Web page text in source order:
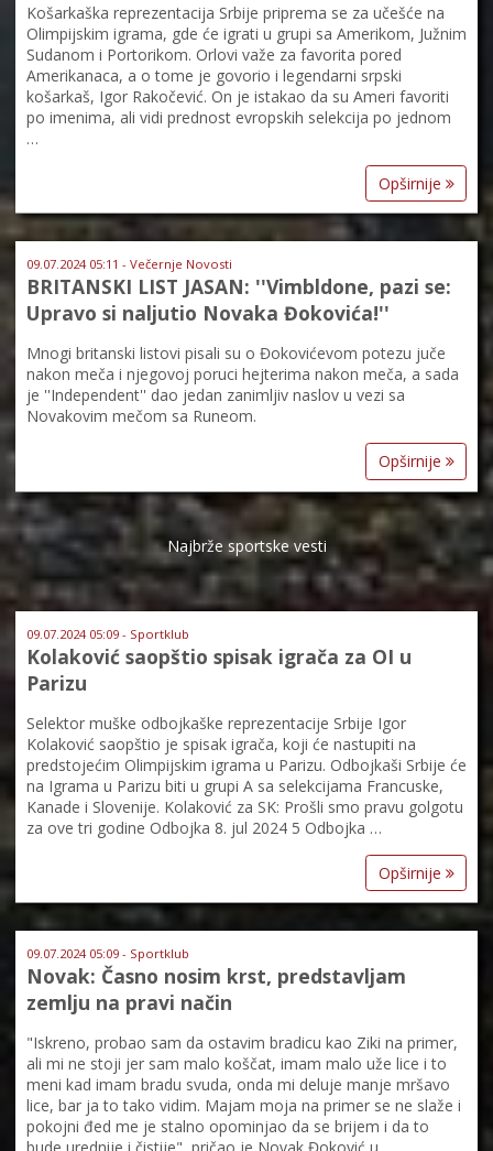
Košarkaška reprezentacija Srbije priprema se za učešće na
Olimpijskim igrama, gde će igrati u grupi sa Amerikom, Južnim
Sudanom i Portorikom. Orlovi važe za favorita pored
Amerikanaca, a o tome je govorio i legendarni srpski
košarkaš, Igor Rakočević. On je istakao da su Ameri favoriti
po imenima, ali vidi prednost evropskih selekcija po jednom
…
Opširnije
09.07.2024 05:11 - Večernje Novosti
BRITANSKI LIST JASAN: ''Vimbldone, pazi se:
Upravo si naljutio Novaka Đokovića!''
Mnogi britanski listovi pisali su o Đokovićevom potezu juče
nakon meča i njegovoj poruci hejterima nakon meča, a sada
je ''Independent'' dao jedan zanimljiv naslov u vezi sa
Novakovim mečom sa Runeom.
Opširnije
Najbrže sportske vesti
09.07.2024 05:09 - Sportklub
Kolaković saopštio spisak igrača za OI u
Parizu
Selektor muške odbojkaške reprezentacije Srbije Igor
Kolaković saopštio je spisak igrača, koji će nastupiti na
predstojećim Olimpijskim igrama u Parizu. Odbojkaši Srbije će
na Igrama u Parizu biti u grupi A sa selekcijama Francuske,
Kanade i Slovenije. Kolaković za SK: Prošli smo pravu golgotu
za ove tri godine Odbojka 8. jul 2024 5 Odbojka …
Opširnije
09.07.2024 05:09 - Sportklub
Novak: Časno nosim krst, predstavljam
zemlju na pravi način
"Iskreno, probao sam da ostavim bradicu kao Ziki na primer,
ali mi ne stoji jer sam malo koščat, imam malo uže lice i to
meni kad imam bradu svuda, onda mi deluje manje mršavo
lice, bar ja to tako vidim. Majam moja na primer se ne slaže i
pokojni đed me je stalno opominjao da se brijem i da to